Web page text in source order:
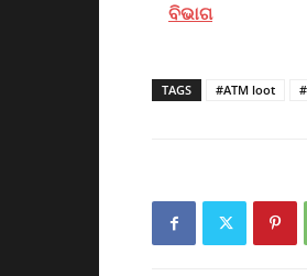
ବିଭାଗ
TAGS #ATM loot